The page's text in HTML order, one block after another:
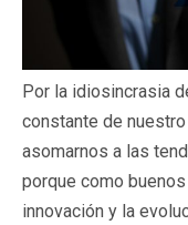
Por la idiosincrasia
constante de
asomarnos a las
porque como
innovación y la